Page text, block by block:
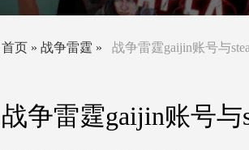
首页 » 战争雷霆 » 战争雷霆gaijin账号与
战争雷霆gaijin账号